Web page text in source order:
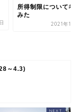
所得制限について考
みた
2021年11
～4.3)